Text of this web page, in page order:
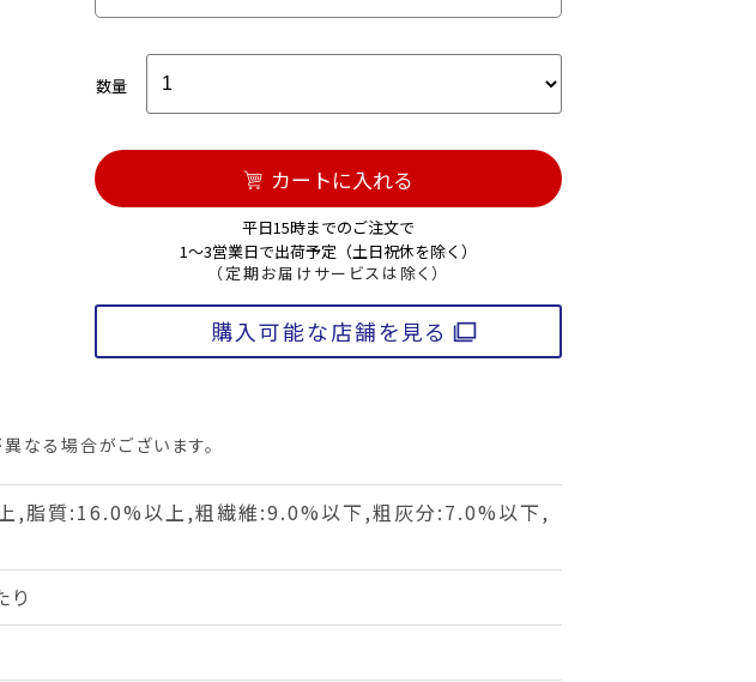
数量
カートに入れる
平日15時までのご注文で
1～3営業日で出荷予定（土日祝休を除く）
（定期お届けサービスは除く）
購入可能な店舗を見る
なる場合がございます。
,脂質:16.0%以上,粗繊維:9.0%以下,粗灰分:7.0%以下,